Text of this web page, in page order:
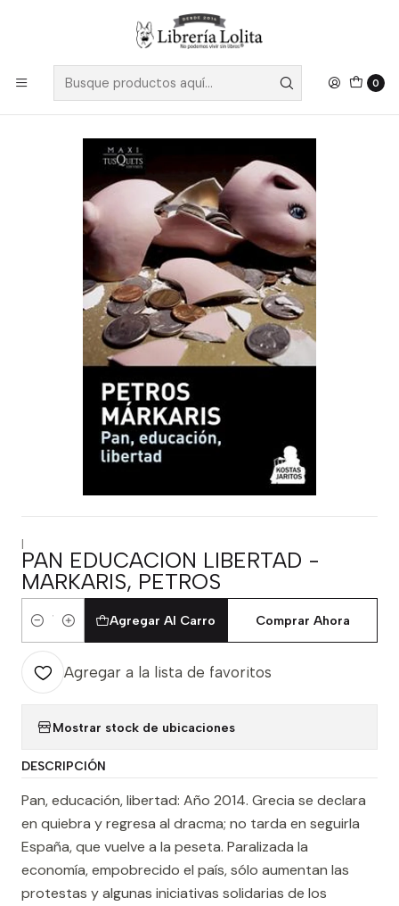
0
Despacho a todo Chile
Pan Educacion Libertad - Markaris, Petros
|
PAN EDUCACION LIBERTAD -
MARKARIS, PETROS
Cantidad
Agregar Al Carro Comprar Ahora
Agregar a la lista de favoritos
Mostrar stock de ubicaciones
DESCRIPCIÓN
Pan, educación, libertad: Año 2014. Grecia se declara
en quiebra y regresa al dracma; no tarda en seguirla
España, que vuelve a la peseta. Paralizada la
economía, empobrecido el país, sólo aumentan las
protestas y algunas iniciativas solidarias de los